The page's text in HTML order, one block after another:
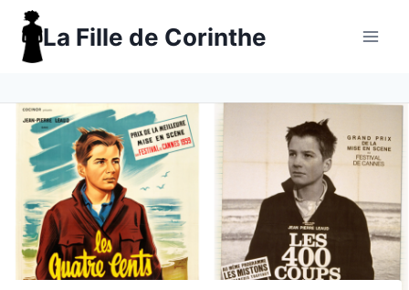
Aller
contenu
La Fille de Corinthe